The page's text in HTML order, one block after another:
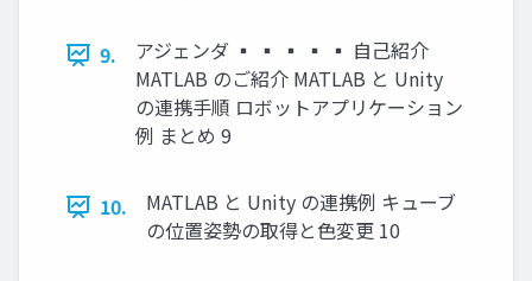
9.
アジェンダ ▪ ▪ ▪ ▪ ▪ 自己紹介
MATLAB のご紹介 MATLAB と Unity
の連携手順 ロボットアプリケーション
例 まとめ 9
10.
MATLAB と Unity の連携例 キューブ
の位置姿勢の取得と色変更 10